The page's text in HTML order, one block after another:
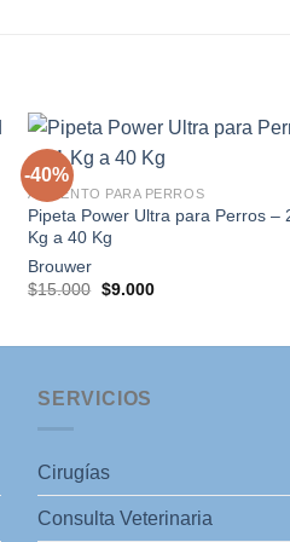
-40%
+
ALIMENTO PARA PERROS
Pipeta Power Ultra para Perros –
Kg a 40 Kg
Brouwer
$15.000 El
$9.000El
SERVICIOS
Cirugías
Consulta Veterinaria